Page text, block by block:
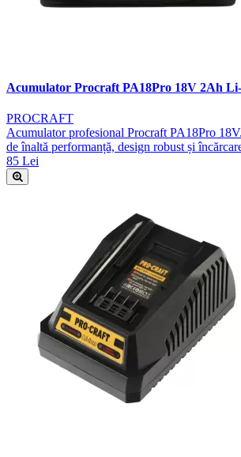
Acumulator Procraft PA18Pro 18V 2Ah
PROCRAFT
Acumulator profesional Procraft PA18Pro
de înaltă performanță, design robust și
85 Lei